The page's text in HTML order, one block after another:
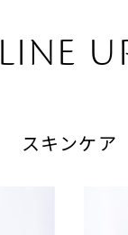
LINE
スキンケア